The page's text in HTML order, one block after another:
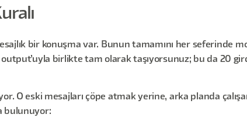
bir konuşma var. Bunun tamamını her seferinde
birlikte tam olarak taşıyorsunuz; bu da 20
O eski mesajları çöpe atmak yerine, arka planda
bulunuyor: